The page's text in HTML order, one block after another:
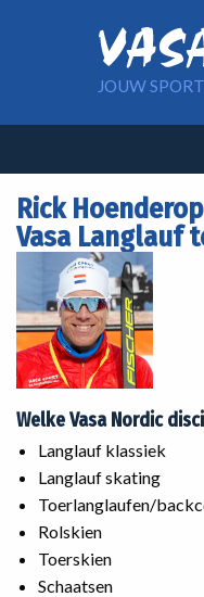
JOUW
navigation
Rick
Vasa Langlauf
Welke Vasa Nordic
‌Langlauf klassiek
Langlauf skating
Toerlanglaufen/
Rolskien
Toerskien
Schaatsen